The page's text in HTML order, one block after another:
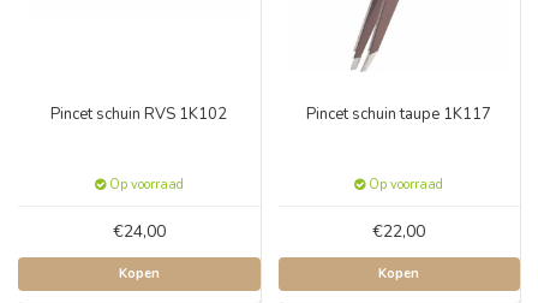
Pincet schuin RVS 1K102
Op voorraad
€24,00
Kopen
Pincet schuin taupe 1K117
Op voorraad
€22,00
Kopen